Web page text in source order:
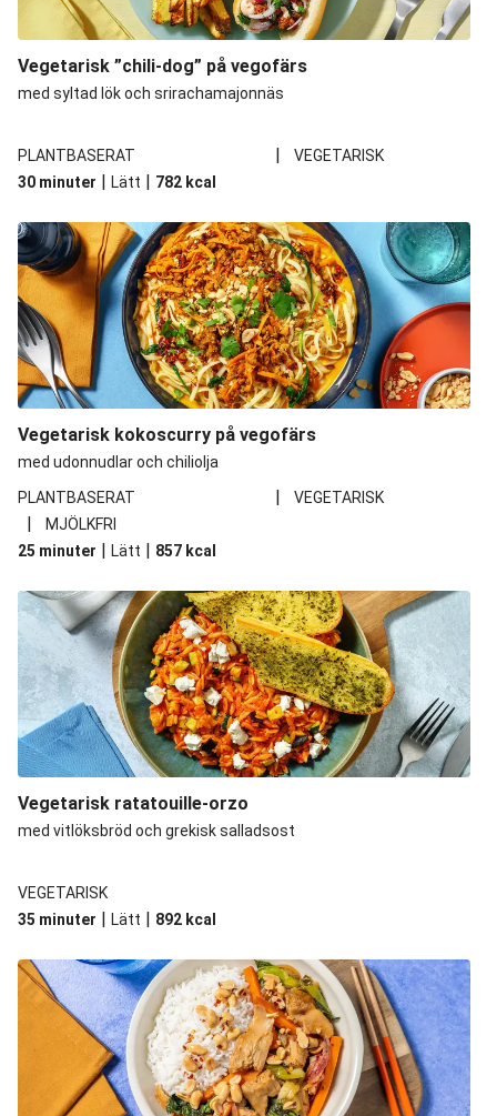
Vegetarisk ”chili-dog” på vegofärs
med syltad lök och srirachamajonnäs
PLANTBASERAT |
VEGETARISK
30 minuter | Lätt | 782 kcal
Vegetarisk kokoscurry på vegofärs
med udonnudlar och chiliolja
PLANTBASERAT
| VEGETARISK
|
MJÖLKFRI
25 minuter | Lätt | 857 kcal
Vegetarisk ratatouille-orzo
med vitlöksbröd och grekisk salladsost
VEGETARISK
35 minuter | Lätt | 892 kcal